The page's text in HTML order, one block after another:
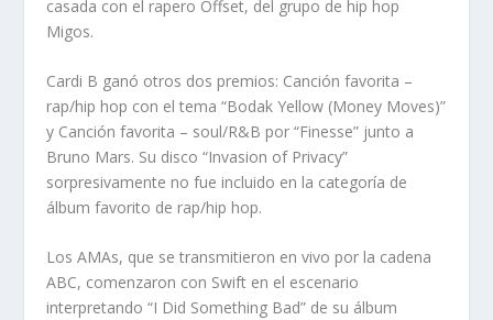
casada con el rapero Offset, del grupo de hip hop
Migos.
Cardi B ganó otros dos premios: Canción favorita –
rap/hip hop con el tema “Bodak Yellow (Money Moves)”
y Canción favorita – soul/R&B por “Finesse” junto a
Bruno Mars. Su disco “Invasion of Privacy”
sorpresivamente no fue incluido en la categoría de
álbum favorito de rap/hip hop.
Los AMAs, que se transmitieron en vivo por la cadena
ABC, comenzaron con Swift en el escenario
interpretando “I Did Something Bad” de su álbum